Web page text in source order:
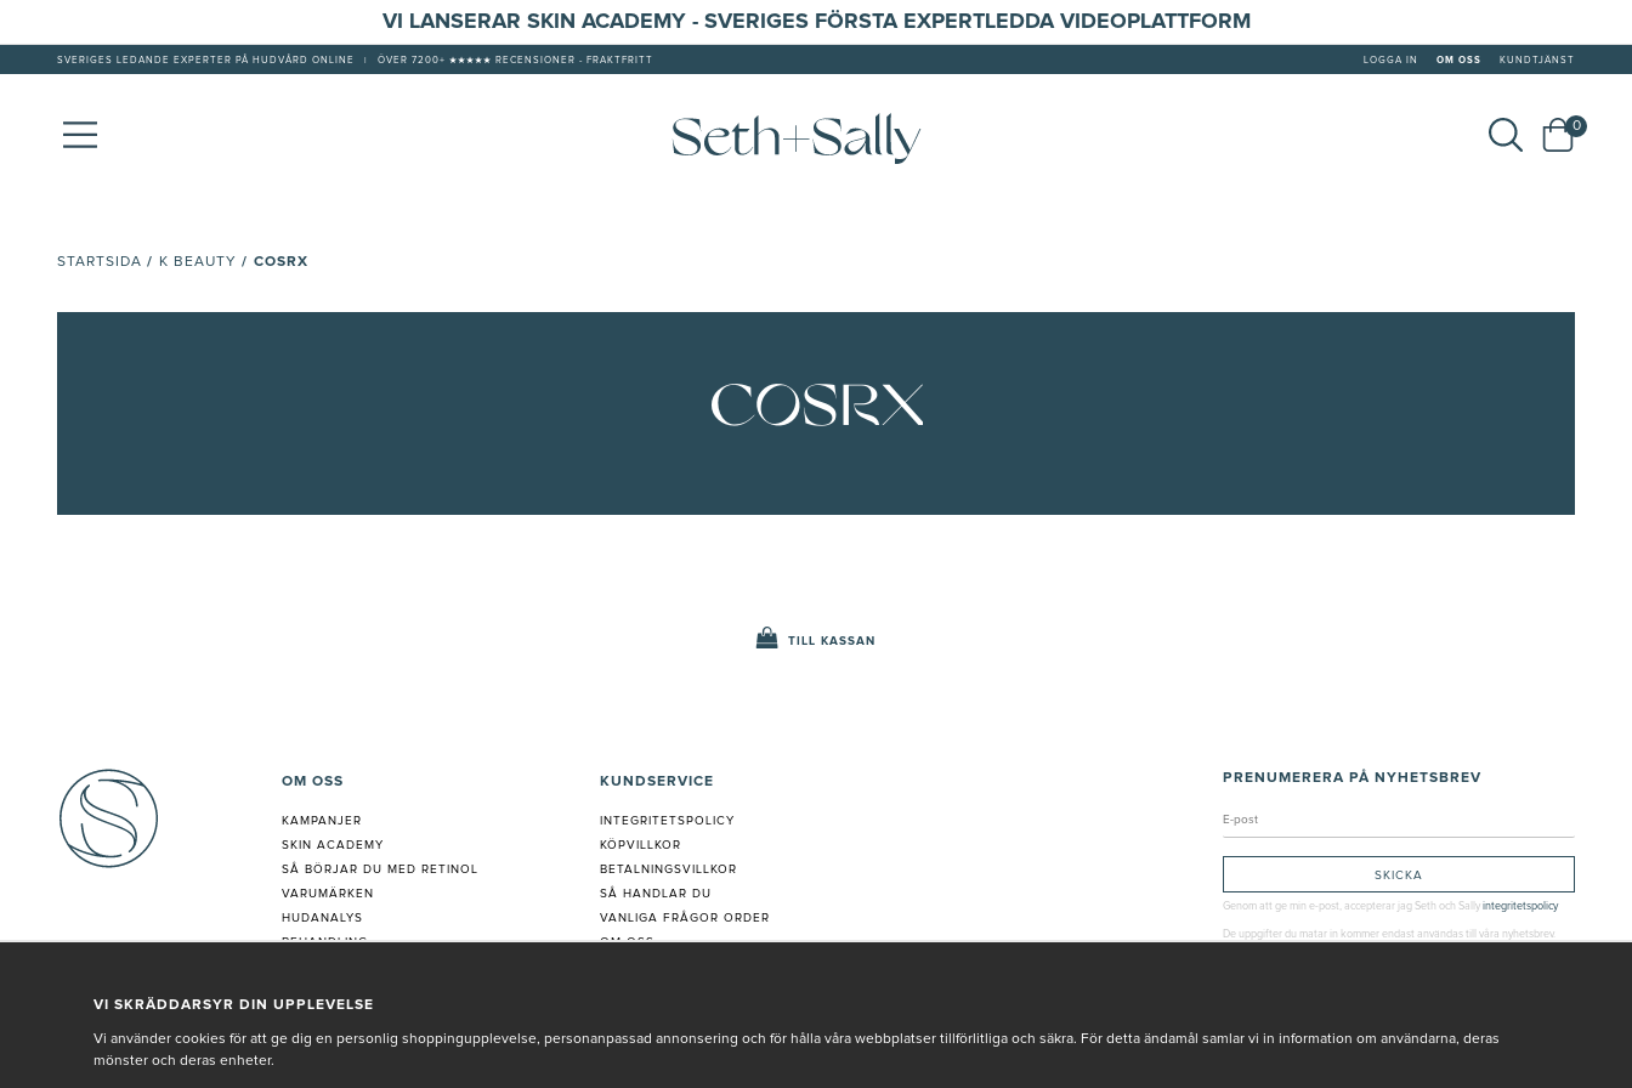
VI LANSERAR SKIN ACADEMY - SVERIGES FÖRSTA EXPERTLEDDA VIDEOPLATTFORM
SVERIGES LEDANDE EXPERTER PÅ HUDVÅRD ONLINE ÖVER 7200+ ★★★★★ RECENSIONER - FRAKTFRITT LOGGA IN OM OSS KUNDTJÄNST
0
STARTSIDA / K BEAUTY / COSRX
COSRX
TILL KASSAN
OM OSS
KAMPANJER
SKIN ACADEMY
SÅ BÖRJAR DU MED RETINOL
VARUMÄRKEN
HUDANALYS
BEHANDLING
KUNDSERVICE
INTEGRITETSPOLICY
KÖPVILLKOR
BETALNINGSVILLKOR
SÅ HANDLAR DU
VANLIGA FRÅGOR ORDER
OM OSS
PRENUMERERA PÅ NYHETSBREV
Genom att ge min e-post, accepterar jag Seth och Sally integritetspolicy
De uppgifter du matar in kommer endast användas till våra nyhetsbrev.
VI SKRÄDDARSYR DIN UPPLEVELSE
Vi använder cookies för att ge dig en personlig shoppingupplevelse, personanpassad annonsering och för hålla våra webbplatser tillförlitliga och säkra. För detta ändamål samlar vi in information om användarna, deras
mönster och deras enheter.